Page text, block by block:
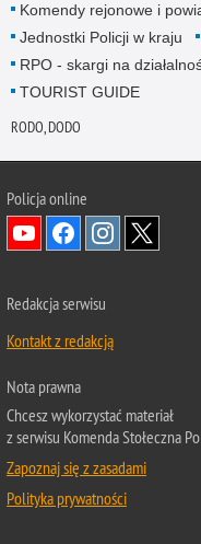
Komendy rejonowe i
Jednostki Policji w kraju
RPO - skargi na
TOURIST GUIDE
RODO, DODO
Policja online
Redakcja serwisu
Kontakt z redakcją
Nota prawna
Chcesz wykorzystać materiał
z serwisu Komenda Stołeczna
Zapoznaj się z zasadami
Polityka prywatności